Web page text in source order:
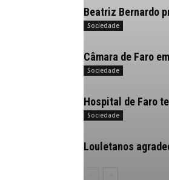
Beatriz Bernardo
Sociedade
Câmara de Faro
Sociedade
Hospital de Faro
Sociedade
Louletanos